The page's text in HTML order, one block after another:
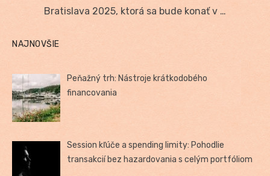
Bratislava 2025, ktorá sa bude konať v …
NAJNOVŠIE
Peňažný trh: Nástroje krátkodobého
financovania
Session kľúče a spending limity: Pohodlie
transakcií bez hazardovania s celým portfóliom